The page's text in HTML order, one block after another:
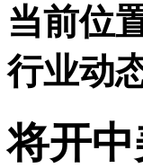
当前位
行业动
将开